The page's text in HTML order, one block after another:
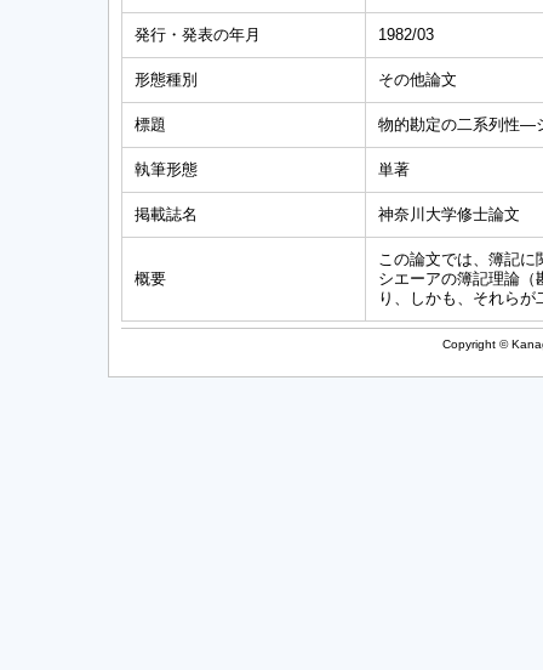
発行・発表の年月 1982/03
形態種別 その他論文
標題 物的勘定の二系列性―
執筆形態 単著
掲載誌名 神奈川大学修士論文
概要
この論文では、簿記
シエーアの簿記理論
り、しかも、それら
Copyright ©